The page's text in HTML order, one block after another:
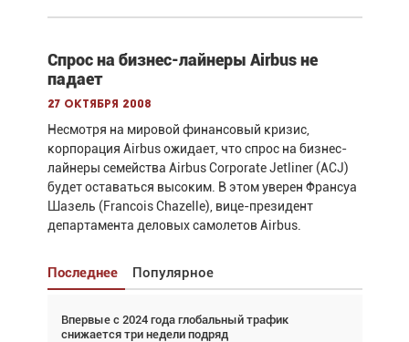
Спрос на бизнес-лайнеры Airbus не
падает
27 октября 2008
Несмотря на мировой финансовый кризис,
корпорация Airbus ожидает, что спрос на бизнес-
лайнеры семейства Airbus Corporate Jetliner (ACJ)
будет оставаться высоким. В этом уверен Франсуа
Шазель (Francois Chazelle), вице-президент
департамента деловых самолетов Airbus.
Последнее Популярное
Впервые с 2024 года глобальный трафик
снижается три недели подряд
Взгляд с высоты: тандем вертолётов и БПЛА в
спасательных операциях